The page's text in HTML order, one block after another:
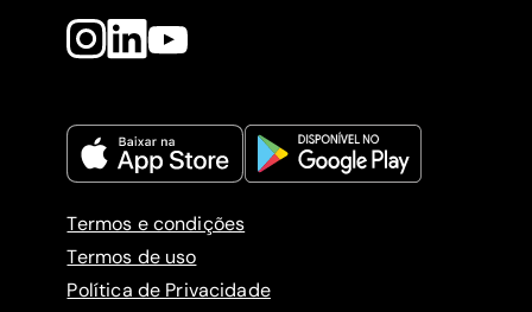
Termos e condições
Termos de uso
Política de Privacidade